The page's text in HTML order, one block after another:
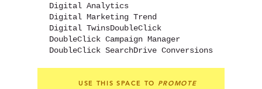
Digital Analytics
Digital Marketing Trend
Digital TwinsDoubleClick
DoubleClick Campaign Manager
DoubleClick SearchDrive Conversions
USE THIS SPACE TO PROMOTE